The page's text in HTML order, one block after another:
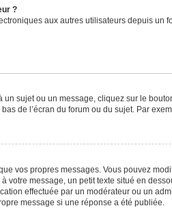
?
aux autres utilisateurs depuis un
sujet ou un message, cliquez sur le
de l’écran du forum ou du sujet. Par
vos propres messages. Vous pouvez
message, un petit texte situé en
effectuée par un modérateur ou un
message si une réponse a été publiée.